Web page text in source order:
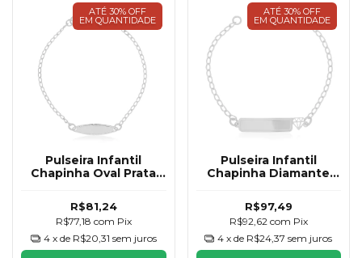
ATÉ 30% OFF
EM QUANTIDADE
Pulseira Infantil
Chapinha Oval Prata
R$81,24
R$77,18 com Pix
4 x de R$20,31 sem juros
ATÉ 30% OFF
EM QUANTIDADE
Pulseira Infantil
Chapinha Diamante
R$97,49
R$92,62 com Pix
4 x de R$24,37 sem juros